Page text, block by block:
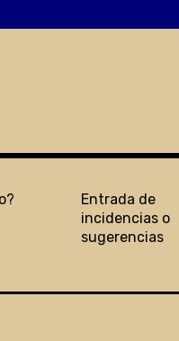
Entrada de
incidencias o
sugerencias